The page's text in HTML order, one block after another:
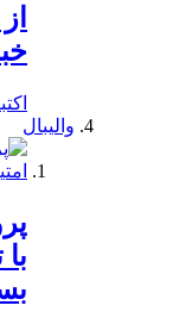
اکتبر 12,
والیبال